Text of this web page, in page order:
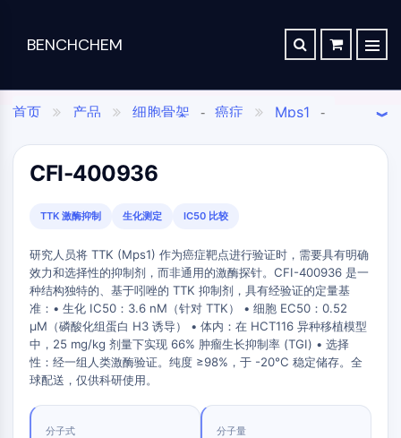
药
物
发
现
生
命
科
学
筛
化
合
化
学
合
成
构
建
模
块
实
验
室
化
分
析
科
标
准
品
分
析
试
剂
分
应
用
材
料
特
种
化
学
品
组
Dan家族
TGF-β受体
蛋白激酶C
连接肽
SDCBP
sFRP-1
BMI1
Gli
Hippo (MST)
RUNX
Oct3/4
Porcupine
合成路线数据库
Computational Design To Create Anticancer Agent – a Novel Tubulin Inhibitor
Compound Silences Hippocampal Excitability and Seizure Propensity in Mice
Molecules Synthesized that Inhibit Effects of Common Anticoagulant Drug
Reducing the Side Effects of Weight Gain Associated with Diabetes Drugs
联系
BENCHCHEM
首页  产品  细胞骨架 - 癌症  Mps1 -
CFI-400936
TTK 激酶抑制 生化测定 IC50 比较
研究人员将 TTK (Mps1) 作为癌症靶点进行验证时，需要具有明确
效力和选择性的抑制剂，而非通用的激酶探针。CFI-400936 是一
种结构独特的、基于吲唑的 TTK 抑制剂，具有经验证的定量基
准：• 生化 IC50：3.6 nM（针对 TTK） • 细胞 EC50：0.52
μM（磷酸化组蛋白 H3 诱导） • 体内：在 HCT116 异种移植模型
中，25 mg/kg 剂量下实现 66% 肿瘤生长抑制率 (TGI) • 选择
性：经一组人类激酶验证。纯度 ≥98%，于 -20°C 稳定储存。全
球配送，仅供科研使用。
分子式 分子量